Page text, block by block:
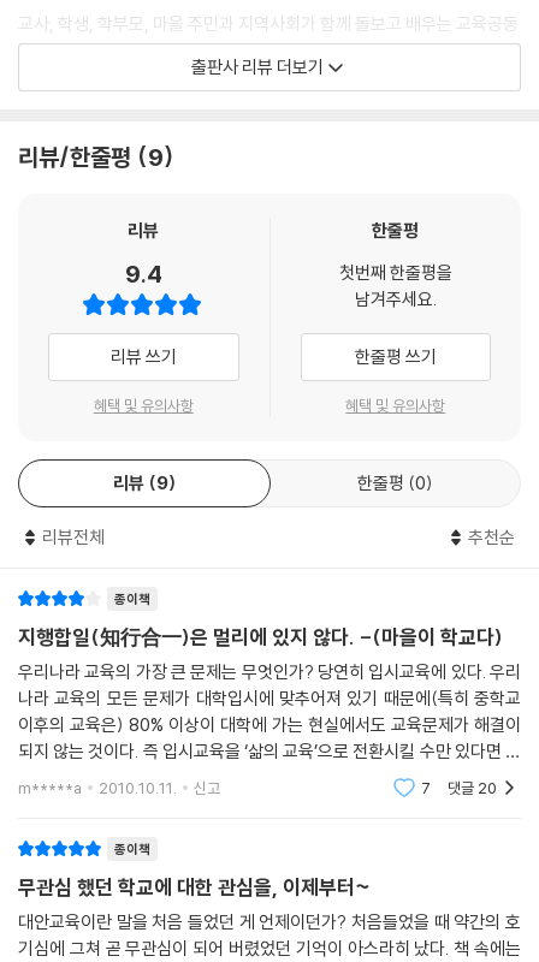
교육에 희망이 없다고요? 아뇨! 희망이 철철 넘쳐흐른답니다.
--- 「프롤로그」 중에서
교사, 학생, 학부모, 마을 주민과 지역사회가 함께 돌보고 배우는 교육공동
체를 만들어 갑니다.
이제 그 희망의 씨앗을 더 많은 분들과 나누려고 합니다.
희망의 단서를 찾아 전국 방방곡곡을 누빈 4년간의 기록
년 동안 지속했던 지역 탐사의 두 번째 결과물이다. 저자는 2006년 3월 희
망제작소를 창립하면서 “진리는 현장에 있다”는 신념을 발표하고, 이 시
대의 문제를 푸는 대안과 해결 방법을 추상적 이론보다는 현장에서 찾고자
했다. 전국 방방곡곡 현장에서 일하고 살아가는 사람들의 목소리에 귀를
기울이고자 수첩을 들고 노트북과 카메라를 둘러메고 길을 나선 저자는,
주도하는 사람들을 만났다. ‘박원순의 희망 찾기 1’『마을에서 희망을 만나
다』가 지역 경제, 친환경 농업, 마을 문화, 지역사회의 교육ㆍ건강ㆍ복지
등 다양한 주제를 다룬 것이라면 ‘박원순의 희망 찾기 2’『마을이 학교다』는
그중 “교육”사례만을 모은 것이다. 그들의 경험과 사례를 통해 함께 돌보
사한다.
“아이 하나가 자라는 데 마을 전체가 필요합니다.”
함께 돌보고 배우는 교육공동체, 마을이 학교다
지역사회 풀뿌리 민주주의를 강조해 온 저자가 이번에는 지역사회에서 교
육에 헌신하며 삶의 공동체를 건강하게 가꾸고 있는 사람들을 찾았다. 그
들이 뿜어내는 아름다운 에너지를 사회에 되돌리고 함께 나누기 위한 기록
해 온 대안학교 이야기를 1부 ‘공교육의 대안, 학교 밖 학교’에 담았다. 2부
‘공교육이 달라졌다, 작은 학교 이야기’에서는 지역 주민들과 함께 공교육
의 장에서 새로운 교육적 실험들을 벌이고 있는 초등학교들을 소개한다. 3
부 ‘따로 또 같이, 학교 밖 아동 청소년 교육공동체’에는 학교라는 울타리를
출판사 리뷰 더보기
리뷰/한줄평 9
리뷰
9.4
리뷰 쓰기
혜택 및 유의사항
한줄평
첫번째 한줄평을
남겨주세요.
한줄평 쓰기
혜택 및 유의사항
리뷰 9 한줄평 0
리뷰전체 추천순
종이책
지행합일(知行合一)은 멀리에 있지 않다. -(마을이 학교다)
우리나라 교육의 가장 큰 문제는 무엇인가? 당연히 입시교육에 있다. 우리
나라 교육의 모든 문제가 대학입시에 맞추어져 있기 때문에(특히 중학교
이후의 교육은) 80% 이상이 대학에 가는 현실에서도 교육문제가 해결이
되지 않는 것이다. 즉 입시교육을 ‘삶의 교육’으로 전환시킬 수만 있다면 자
잘한 교육문제는 그때그때 해결해야 하겠지만 교육의 큰 문제는 어느 정도
m*****a 2010.10.11. 신고 7 댓글 20
종이책
무관심 했던 학교에 대한 관심을, 이제부터~
대안교육이란 말을 처음 들었던 게 언제이던가? 처음들었을 때 약간의 호
기심에 그쳐 곧 무관심이 되어 버렸었던 기억이 아스라히 났다. 책 속에는